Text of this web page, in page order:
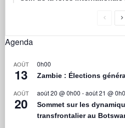
Agenda
AOÛT
13
0h00
Zambie : Élections
AOÛT
20
août 20 @ 0h00 -août 21 @
Sommet sur les
transfrontalier au